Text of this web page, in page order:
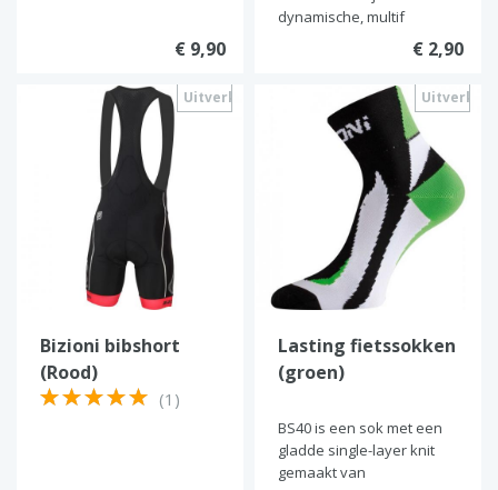
€ 9,90
dynamische, multif
€ 2,90
Uitverkocht
Bizioni bibshort
(Rood)
(1)
Lasting fietssokken
(groen)
BS40 is een sok met een
gladde single-layer knit
gemaakt van